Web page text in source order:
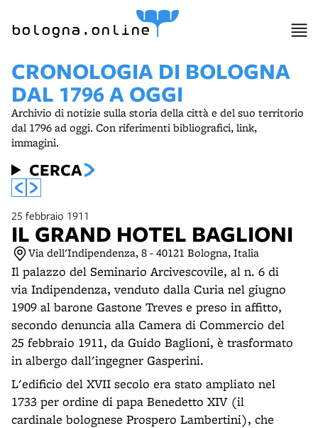
bologna.online
CRONOLOGIA DI BOLOGNA
DAL 1796 A OGGI
Archivio di notizie sulla storia della città e del suo territorio
dal 1796 ad oggi. Con riferimenti bibliografici, link,
immagini.
CERCA
25 febbraio 1911
IL GRAND HOTEL BAGLIONI
Via dell'Indipendenza, 8 - 40121 Bologna, Italia
Il palazzo del Seminario Arcivescovile, al n. 6 di
via Indipendenza, venduto dalla Curia nel giugno
1909 al barone Gastone Treves e preso in affitto,
secondo denuncia alla Camera di Commercio del
25 febbraio 1911, da Guido Baglioni, è trasformato
in albergo dall'ingegner Gasperini.
L'edificio del XVII secolo era stato ampliato nel
1733 per ordine di papa Benedetto XIV (il
cardinale bolognese Prospero Lambertini), che